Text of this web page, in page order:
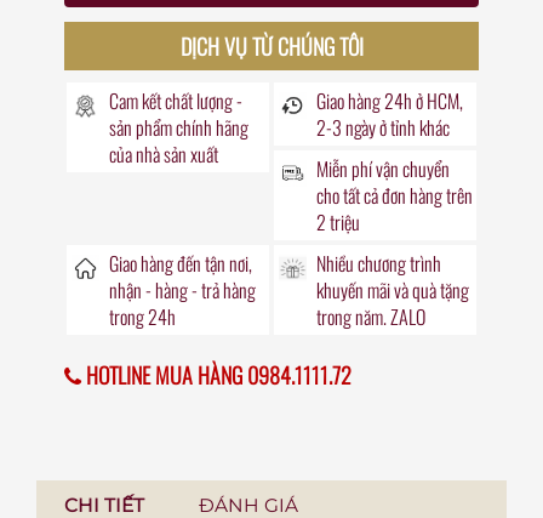
DỊCH VỤ TỪ CHÚNG TÔI
Cam kết chất lượng -
sản phẩm chính hãng
của nhà sản xuất
Giao hàng24hở HCM,
2-3 ngày ở tỉnh khác
Miễn phí vận chuyển
cho tất cả đơn hàng trên
2 triệu
Giao hàng đếntận nơi,
nhận - hàng - trả hàng
trong24h
Nhiều chương trình
khuyến mãivà quà tặng
trong năm. ZALO
HOTLINE MUA HÀNG 0984.1111.72
CHI TIẾT ĐÁNH GIÁ